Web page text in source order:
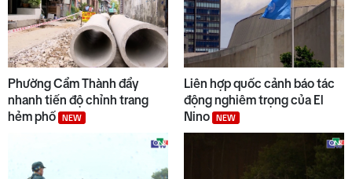
Phường Cẩm Thành đẩy
nhanh tiến độ chỉnh trang
hẻm phố
NEW
Liên hợp quốc cảnh báo tác
động nghiêm trọng của El
Nino
NEW